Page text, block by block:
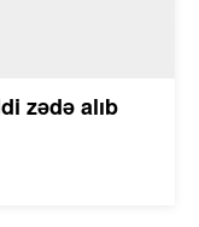
zədə alıb